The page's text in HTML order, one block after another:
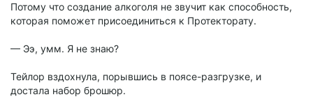
Потому что создание алкоголя не звучит как способность,
которая поможет присоединиться к Протекторату.
— Ээ, умм. Я не знаю?
Тейлор вздохнула, порывшись в поясе-разгрузке, и
достала набор брошюр.